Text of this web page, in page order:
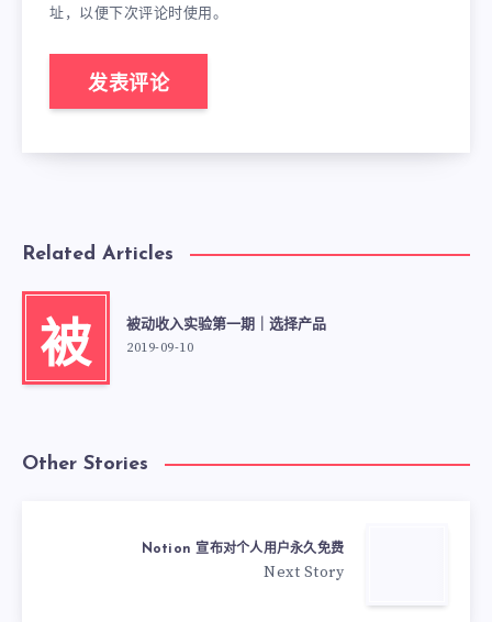
址，以便下次评论时使用。
Related Articles
被 被动收入实验第一期｜选择产品
2019-09-10
Other Stories
Notion 宣布对个人用户永久免费
Next Story